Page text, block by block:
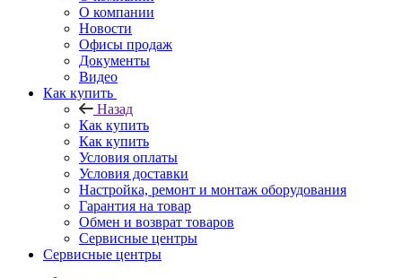
О компании
Новости
Офисы продаж
Документы
Видео
Как купить
Назад
Как купить
Как купить
Условия оплаты
Условия доставки
Настройка, ремонт и монтаж оборудования
Гарантия на товар
Обмен и возврат товаров
Сервисные центры
Сервисные центры